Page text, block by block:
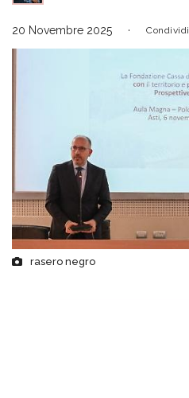
20 Novembre 2025 Condividi
rasero negro